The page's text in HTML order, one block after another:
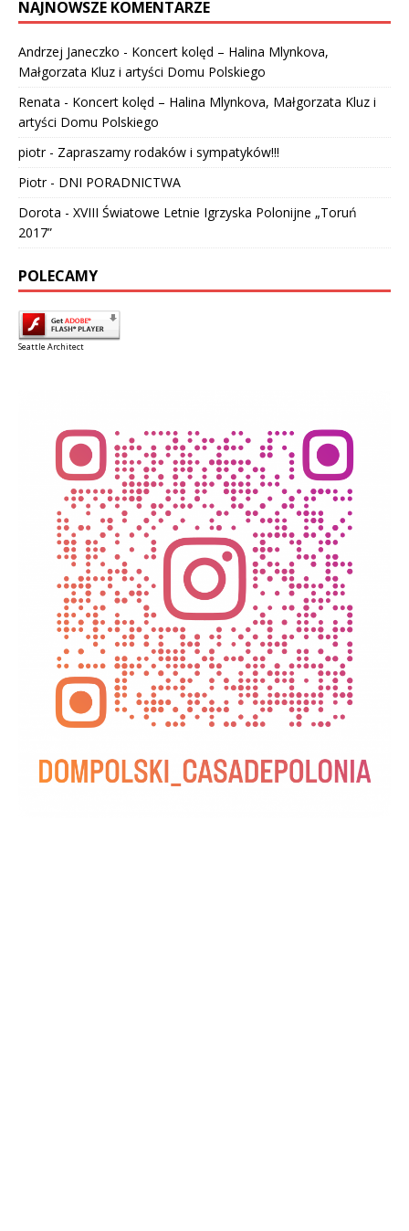
NAJNOWSZE KOMENTARZE
Andrzej Janeczko - Koncert kolęd – Halina Mlynkova,
Małgorzata Kluz i artyści Domu Polskiego
Renata - Koncert kolęd – Halina Mlynkova, Małgorzata Kluz i
artyści Domu Polskiego
piotr- Zapraszamy rodaków i sympatyków!!!
Piotr- DNI PORADNICTWA
Dorota - XVIII Światowe Letnie Igrzyska Polonijne „Toruń
2017”
POLECAMY
Seattle Architect